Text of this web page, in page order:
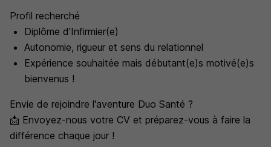
Profil recherché
Diplôme d'Infirmier(e)
Autonomie, rigueur et sens du relationnel
Expérience souhaitée mais débutant(e)s motivé(e)s
bienvenus !
Envie de rejoindre l'aventure Duo Santé ?
📩 Envoyez-nous votre CV et préparez-vous à faire la
différence chaque jour !